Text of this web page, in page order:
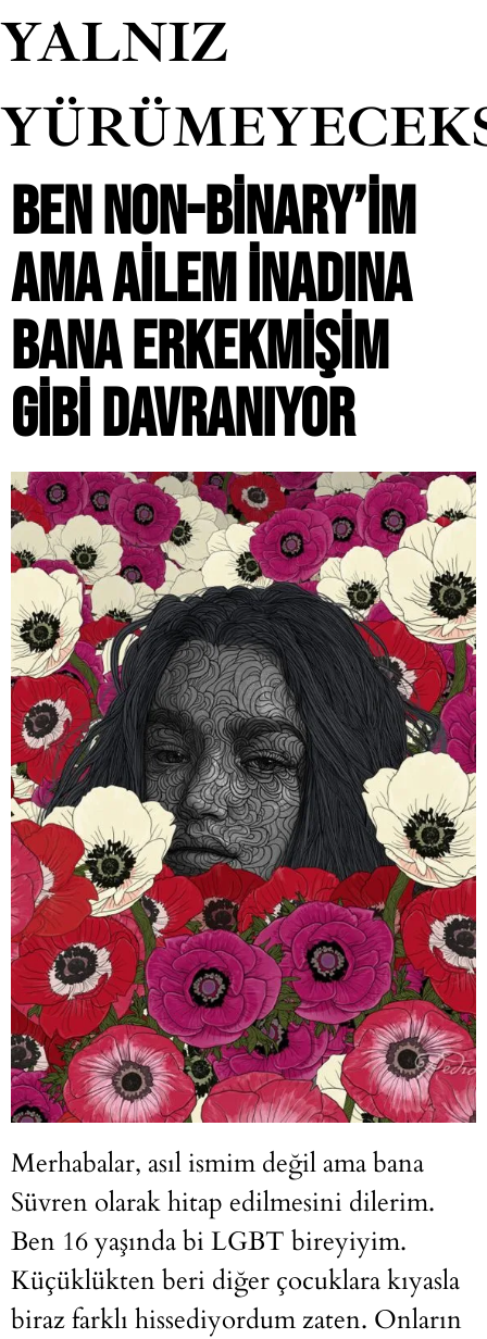
YALNIZ
BEN NON-BINARY’IM
AMA AILEM INADINA
BANA ERKEKMIŞIM
GIBI DAVRANIYOR
Merhabalar, asıl ismim değil ama bana
Süvren olarak hitap edilmesini dilerim.
Ben 16 yaşında bi LGBT bireyiyim.
Küçüklükten beri diğer çocuklara kıyasla
biraz farklı hissediyordum zaten. Onların